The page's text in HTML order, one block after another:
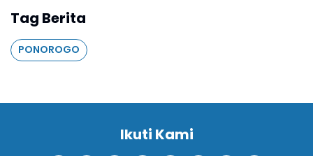
Tag Berita
PONOROGO
Ikuti Kami